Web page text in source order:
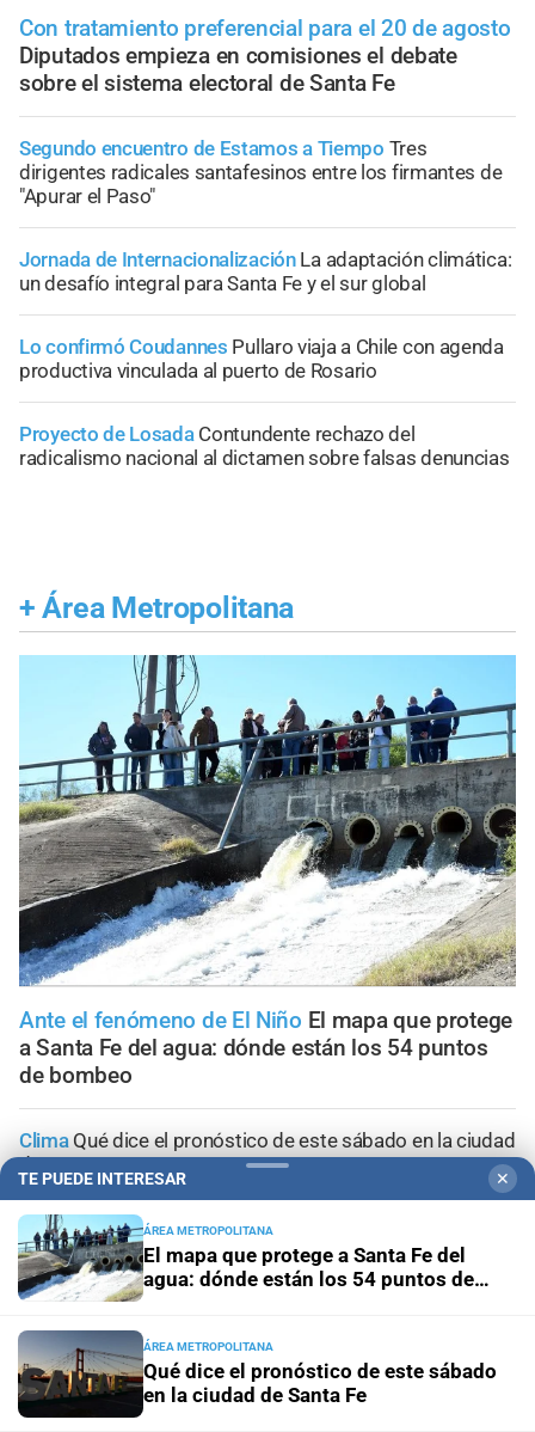
Con tratamiento preferencial para el 20 de agosto
Diputados empieza en comisiones el debate
sobre el sistema electoral de Santa Fe
Segundo encuentro de Estamos a Tiempo Tres
dirigentes radicales santafesinos entre los firmantes de
"Apurar el Paso"
Jornada de Internacionalización La adaptación climática:
un desafío integral para Santa Fe y el sur global
Lo confirmó Coudannes Pullaro viaja a Chile con agenda
productiva vinculada al puerto de Rosario
Proyecto de Losada Contundente rechazo del
radicalismo nacional al dictamen sobre falsas denuncias
+ Área Metropolitana
Ante el fenómeno de El Niño El mapa que protege
a Santa Fe del agua: dónde están los 54 puntos
de bombeo
ClimaQué dice el pronóstico de este sábado en la ciudad
de Santa Fe
Gestión de RiesgoFenómeno El Niño: así es el portal
informativo que lanzó la ciudad de Santa Fe
de casa en Santa Fe este viernes 7 de agosto
Viernes 7 de agosto de 2026El tránsito en la provincia
TE PUEDE INTERESAR ✕
ÁREA METROPOLITANA
El mapa que protege a Santa Fe del
agua: dónde están los 54 puntos de
ÁREA METROPOLITANA
Qué dice el pronóstico de este sábado
en la ciudad de Santa Fe